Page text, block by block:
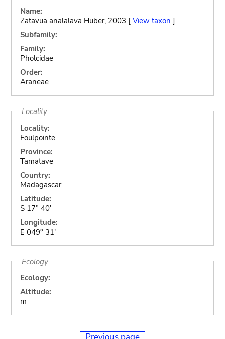
Name:
Zatavua analalava Huber, 2003 [ View taxon ]
Subfamily:
Family:
Pholcidae
Order:
Araneae
Locality
Locality:
Foulpointe
Province:
Tamatave
Country:
Madagascar
Latitude:
S 17° 40'
Longitude:
E 049° 31'
Ecology
Ecology:
Altitude:
m